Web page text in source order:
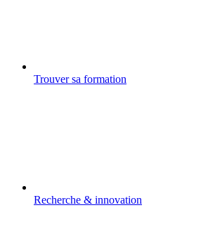
Trouver sa formation
Recherche & innovation